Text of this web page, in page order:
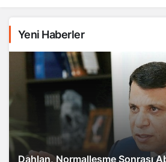
Yeni Haberler
Dahlan, Normalleşme Sonrası